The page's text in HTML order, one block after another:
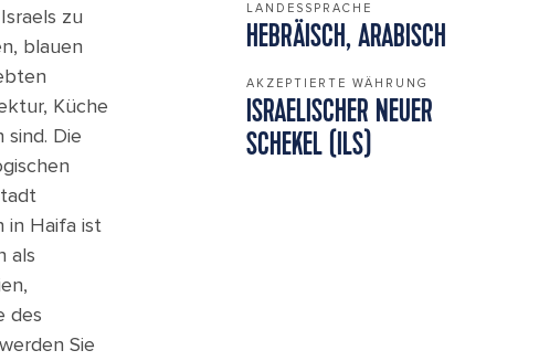
zu
blauen
Küche
Die
in Haifa ist
als
des
Sie
LANDESSPRACHE
HEBRÄISCH, ARABISCH
AKZEPTIERTE WÄHRUNG
ISRAELISCHER NEUER
SCHEKEL (ILS)